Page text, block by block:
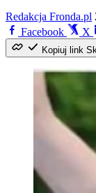
Redakcja Fronda.pl
Facebook
X
Kopiuj link